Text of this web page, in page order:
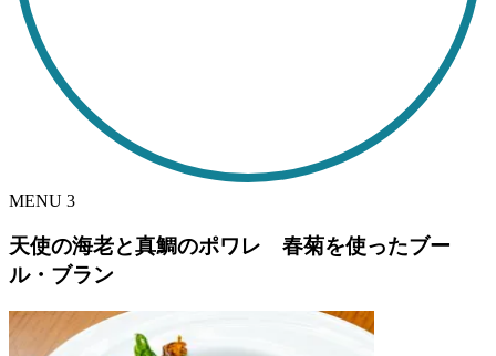
MENU 3
天使の海老と真鯛のポワレ 春菊を使ったブー
ル・ブラン